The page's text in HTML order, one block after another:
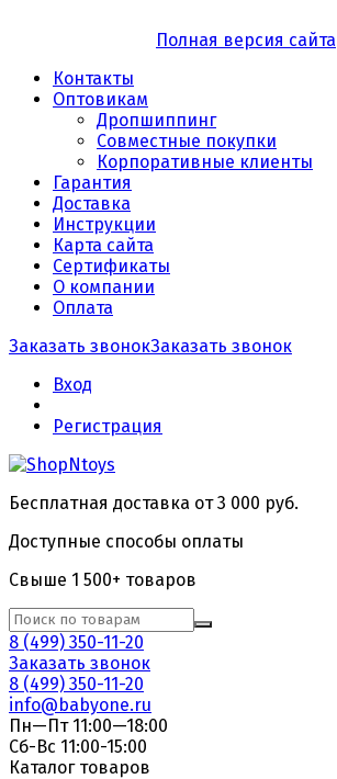
Полная версия сайта
Контакты
Оптовикам
Дропшиппинг
Совместные покупки
Корпоративные клиенты
Гарантия
Доставка
Инструкции
Карта сайта
Сертификаты
О компании
Оплата
Заказать звонокЗаказать звонок
Вход
Регистрация
Бесплатная доставка от 3 000 руб.
Доступные способы оплаты
Свыше 1 500+ товаров
8 (499) 350-11-20
Заказать звонок
8 (499) 350-11-20
info@babyone.ru
Пн—Пт 11:00—18:00
Сб-Вс 11:00-15:00
Каталог товаров